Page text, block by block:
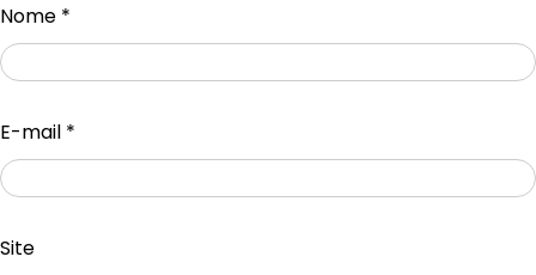
Nome *
E-mail *
Site